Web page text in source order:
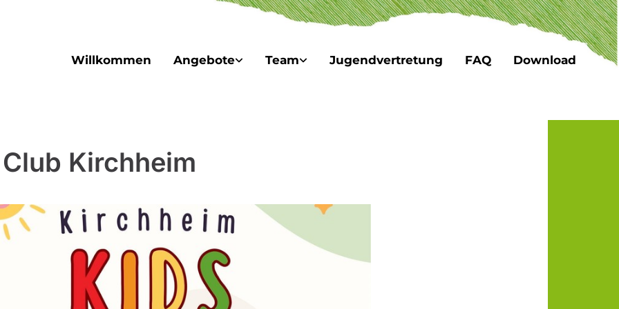
Willkommen Angebote Team Jugendvertretung FAQ Download
Kirchheim